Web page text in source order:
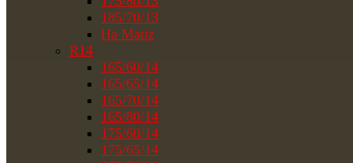
185/70/13
На Matiz
R14
165/60/14
165/65/14
165/70/14
165/80/14
175/60/14
175/65/14